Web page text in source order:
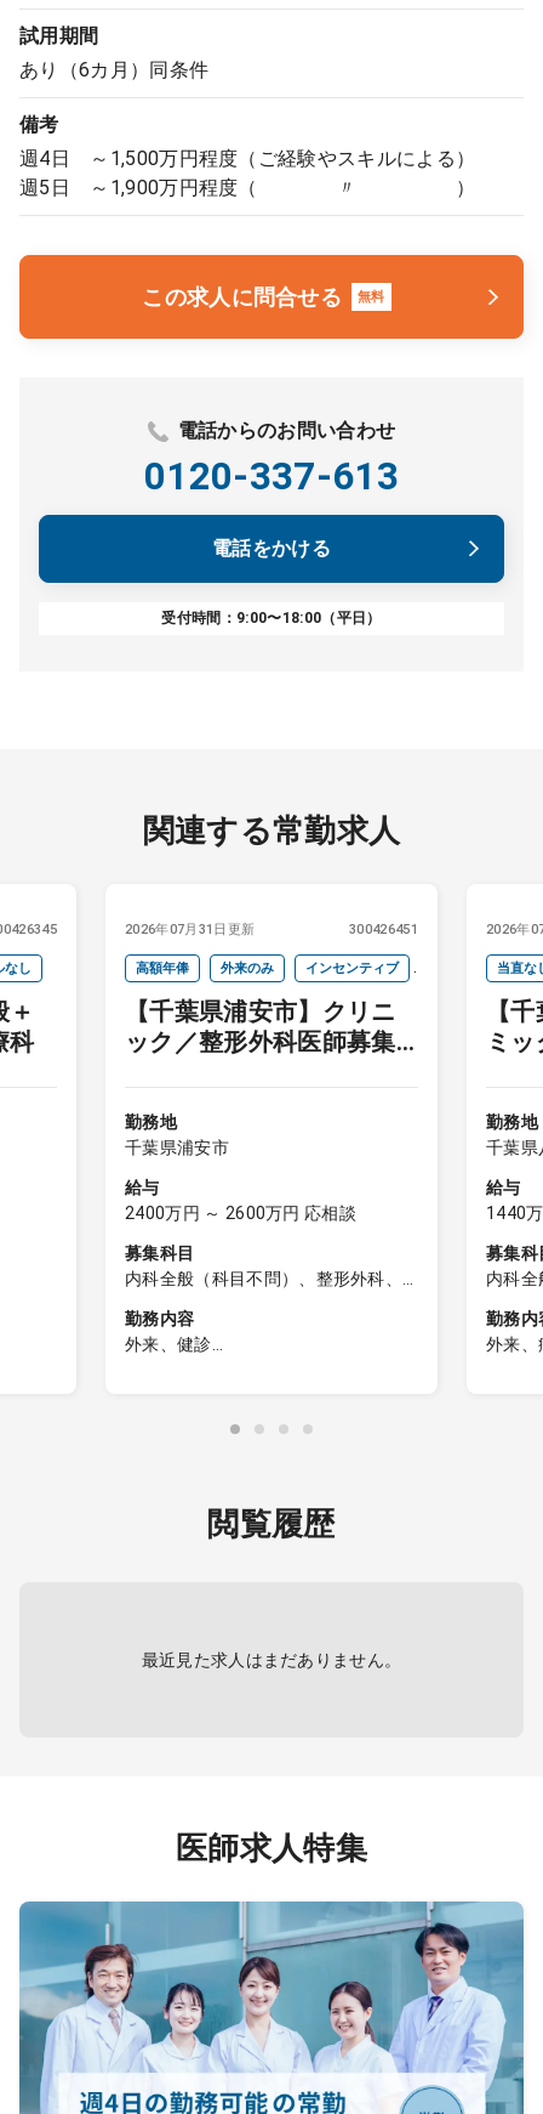
試用期間
あり（6カ月）同条件
備考
週4日 ～1,500万円程度（ご経験やスキルによる）
週5日 ～1,900万円程度（ 〃 ）
この求人に問合せる 無料
電話からのお問い合わせ
0120-337-613
電話をかける
受付時間：9:00〜18:00（平日）
関連する常勤求人
なし
科
2026年07月31日更新 300426451
高額年俸 外来のみ インセンティブ
当直なし 院長クラス 週4以下
オンコールなし
【千葉県浦安市】クリニ
ック／整形外科医師募集
勤務地
千葉県浦安市
給与
2400万円 ～ 2600万円 応相談
募集科目
内科全般（科目不問）、整形外科、
勤務内容
外来、健診
・一般整形外科疾患の診療
診療方針については、新しく就任い
動器リハビリテーションを中心とし
た運営を
承継先が物理療法中心の場合でも、
PT採用を進めながら徐々に
運動器リハビリテーション中心の診
療体制へ移行予定です。
また、健診など幅広い診療内容を提
として
2026年
当直な
【
ミ
勤務地
千葉県
給与
1440
募集科
内科
科、内
経内科
勤務内
外来、
閲覧履歴
最近見た求人はまだありません。
医師求人特集